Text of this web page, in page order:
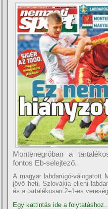
Montenegróban a
fontos Eb-selejtező.
A magyar labdarúgó-válogatott
jövő heti, Szlovákia elleni
és a tartalékosan 2–1-es
Egy kattintás ide a